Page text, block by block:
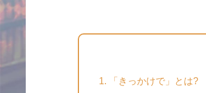
「きっかけで」とは?